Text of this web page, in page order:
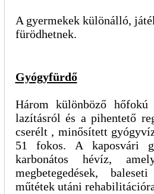
A gyermekek különálló,
fürödhetnek.
Gyógyfürdő
Három különböző hőfokú
lazításról és a pihentető
cserélt , minősített
51 fokos. A kaposvári
karbonátos hévíz,
megbetegedések,
műtétek utáni